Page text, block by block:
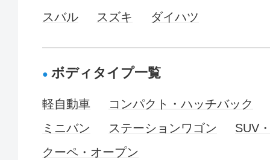
スバル
スズキ ダイハツ
ボディタイプ一覧
軽自動車
コンパクト・ハッチバック
ミニバン
ステーションワゴン
SUV
クーペ・オープン